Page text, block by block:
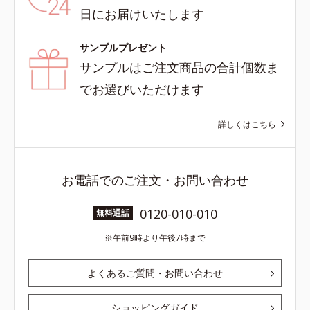
日にお届けいたします
サンプルプレゼント
サンプルはご注文商品の合計個数ま
でお選びいただけます
詳しくはこちら
お電話でのご注文・お問い合わせ
無料通話 0120-010-010
午前9時より午後7時まで
よくあるご質問・お問い合わせ